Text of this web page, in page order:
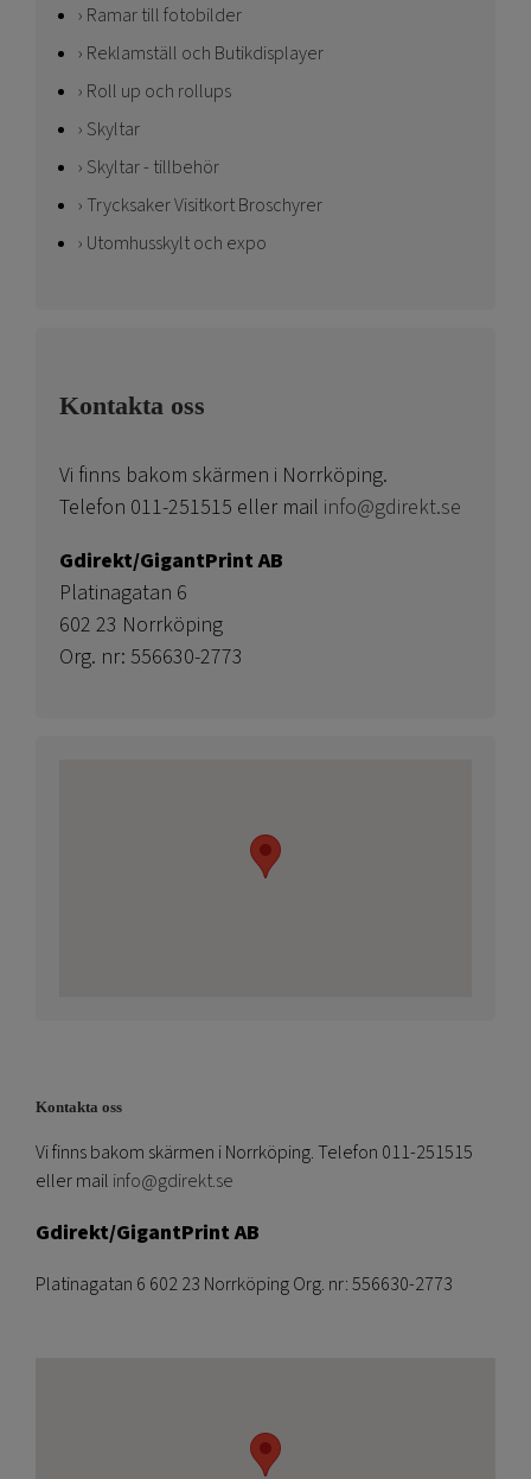
Ramar till fotobilder
Reklamställ och Butikdisplayer
Roll up och rollups
Skyltar
Skyltar - tillbehör
Trycksaker Visitkort Broschyrer
Utomhusskylt och expo
Kontakta oss
Vi finns bakom skärmen i Norrköping.
Telefon 011-251515 eller mail info@gdirekt.se
Gdirekt/GigantPrint AB
Platinagatan 6
602 23 Norrköping
Org. nr: 556630-2773
Kontakta oss
Vi finns bakom skärmen i Norrköping. Telefon 011-251515
eller mail info@gdirekt.se
Gdirekt/GigantPrint AB
Platinagatan 6 602 23 Norrköping Org. nr: 556630-2773